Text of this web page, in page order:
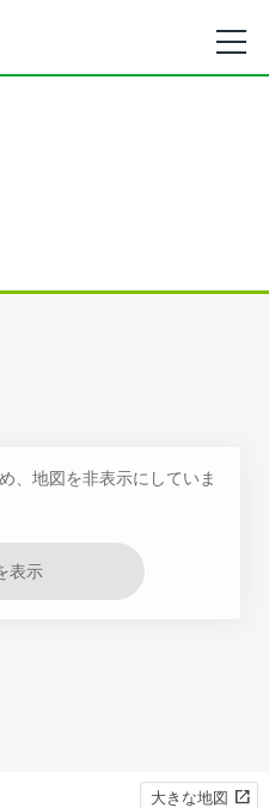
、地図を非表示にしていま
表示
大きな地図